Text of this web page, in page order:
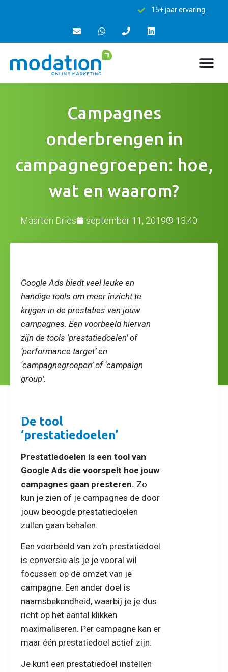
15+ jaar ervaring
Campagnes
onderbrengen in
campagnegroepen: hoe,
wat en waarom?
Maarten Dries september 11, 2019 13:40
Google Ads biedt veel leuke en
handige tools om meer inzicht te
krijgen in de prestaties van jouw
campagnes. Een voorbeeld hiervan
zijn de tools ‘prestatiedoelen’ of
‘performance target’ en
‘campagnegroepen’ of ‘campaign
group’.
De tool
‘prestatiedoelen’
Prestatiedoelen is een tool van
Google Ads die voorspelt hoe jouw
campagnes gaan presteren. Zo
kun je zien of je campagnes de door
jouw beoogde prestatiedoelen
zullen gaan behalen.
Een voorbeeld van zo’n prestatiedoel
is conversie als je je vooral wil
focussen op de omzet van je
campagne. Een ander doel is
naamsbekendheid, waarbij je je dus
richt op het aantal klikken
maximaliseren. Per campagne kan er
maar één prestatiedoel actief zijn.
Je kunt een prestatiedoel instellen